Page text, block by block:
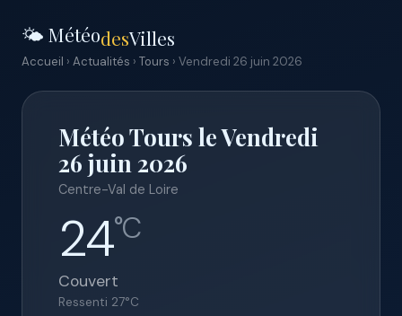
🌤️ MétéodesVilles
Accueil › Actualités › Tours › Vendredi 26 juin 2026
Météo Tours le Vendredi
26 juin 2026
Centre-Val de Loire
24°C
Couvert
Ressenti 27°C